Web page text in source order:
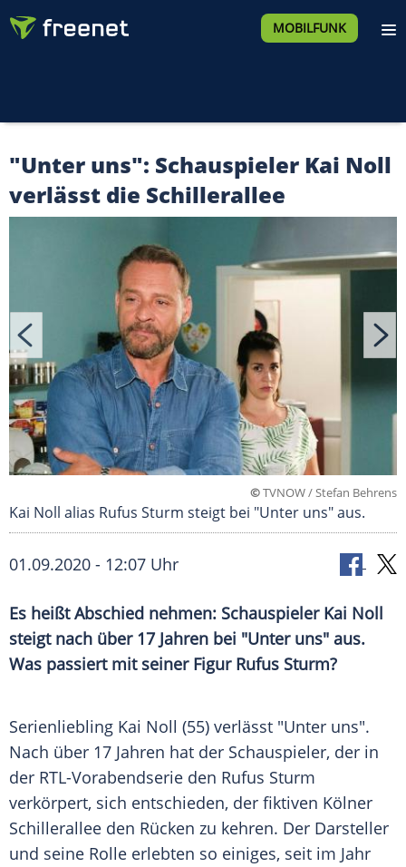
MOBILFUNK
"Unter uns": Schauspieler Kai Noll
verlässt die Schillerallee
©TVNOW / Stefan Behrens
Kai Noll alias Rufus Sturm steigt bei "Unter uns" aus.
01.09.2020 - 12:07 Uhr
Es heißt Abschied nehmen: Schauspieler Kai Noll
steigt nach über 17 Jahren bei "Unter uns" aus.
Was passiert mit seiner Figur Rufus Sturm?
Serienliebling Kai Noll (55) verlässt "Unter uns".
Nach über 17 Jahren hat der Schauspieler, der in
der RTL-Vorabendserie den Rufus Sturm
verkörpert, sich entschieden, der fiktiven Kölner
Schillerallee den Rücken zu kehren. Der Darsteller
und seine Rolle erlebten so einiges, seit im Jahr